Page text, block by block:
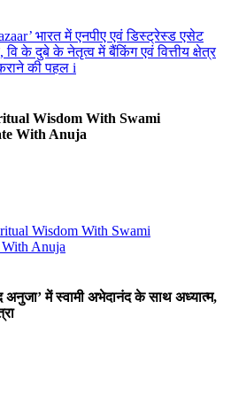
Wisdom With Swami
With Anuja
में स्वामी अभेदानंद के साथ अध्यात्म,